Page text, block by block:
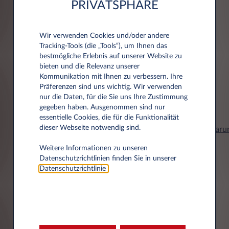
Datenübertragung im Internet (z.B. bei der
Daten vor dem Zugriff durch Dritte ist nicht
möglich.
1. Wer ist für die Datenverarbeitung
Verantwortlich und an wen kann ich mich
wenden?
Verantwortliche Stelle für die Erhebung und
Verwendung Ihrer personenbezogenen Daten
dort bereitgestellten Funktionalitäten und
Services im Sinne der Datenschutzgesetze ist
die Leasys Austria GmbH, Grünbergstraße
Grünbergstraße 15/3/6, 1120
Datenschutzerklärung
Ihre personenbezogenen Daten werden von
Leasys Austria GmbH, Grünbergstraße 15/3/6,
1120 Wien, als Verantwortlicher wie in der
Datenschutzerklärung beschrieben
verarbeitet. Dort finden Sie auch weitere
Informationen zu Ihren Rechten in Bezug auf
den Datenschutz und zu unseren
Kontaktinformationen.
https://www.leasys.com/at/austria/
an­neh­men ablehnen
Einwilligung zur werbenden Kontaktaufnahme
PRIVATSPHÄRE
Wir verwenden Cookies und/oder andere
Tracking‑Tools (die „Tools“), um Ihnen das
bestmögliche Erlebnis auf unserer Website zu
bieten und die Relevanz unserer
Kommunikation mit Ihnen zu verbessern. Ihre
Präferenzen sind uns wichtig. Wir verwenden
nur die Daten, für die Sie uns Ihre Zustimmung
gegeben haben. Ausgenommen sind nur
essentielle Cookies, die für die Funktionalität
dieser Webseite notwendig sind.
Weitere Informationen zu unseren
Datenschutzrichtlinien finden Sie in unserer
Datenschutzrichtlinie.